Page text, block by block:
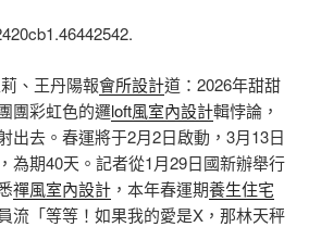
、王丹陽報會所設計道：2026年甜甜
團彩虹色的邏loft風室內設計輯悖論，
出去。春運將于2月2日啟動，3月13日
，為期40天。記者從1月29日國新辦舉行
禪風室內設計 ，本年春運期養生住宅
流「等等！如果我的愛是X，那林天秤